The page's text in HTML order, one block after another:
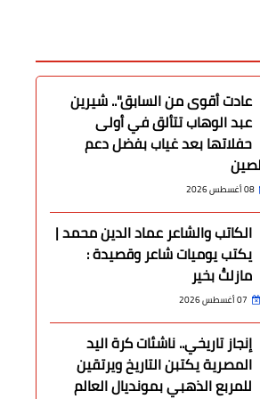
عادت أقوى من السابق".. شيرين
عبد الوهاب تتألق في أولى
حفلاتها بعد غياب بفضل دعم
08 أغسطس 2026
الكاتب والشاعر عماد الدين محمد |
يكتب يوميات شاعر وقصيدة :
مازلتُ بخير
07 أغسطس 2026
إنجاز تاريخي.. ناشئات كرة اليد
المصرية يكتبن التاريخ ويرتقين
للمربع الذهبي بمونديال العالم